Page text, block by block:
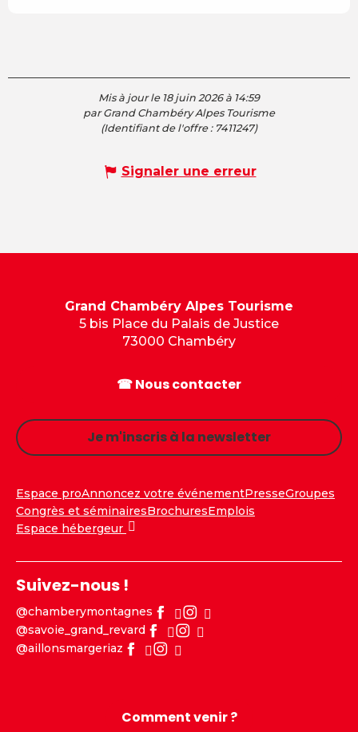
Mis à jour le 18 juin 2026 à 14:59
par Grand Chambéry Alpes Tourisme
(Identifiant de l'offre : 7411247)
Signaler une erreur
Grand Chambéry Alpes Tourisme
5 bis Place du Palais de Justice
73000 Chambéry
☎ Nous contacter
Je m'inscris à la newsletter
Espace proAnnoncez votre événementPresseGroupes
Congrès et séminairesBrochuresEmplois
Espace hébergeur
Suivez-nous !
@chamberymontagnes
@savoie_grand_revard
@aillonsmargeriaz
Comment venir ?